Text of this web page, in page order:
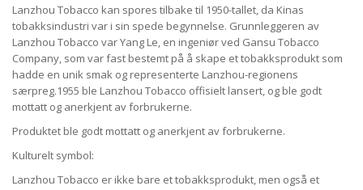
Lanzhou Tobacco kan spores tilbake til 1950-tallet, da Kinas
tobakksindustri var i sin spede begynnelse. Grunnleggeren av
Lanzhou Tobacco var Yang Le, en ingeniør ved Gansu Tobacco
Company, som var fast bestemt på å skape et tobakksprodukt som
hadde en unik smak og representerte Lanzhou-regionens
særpreg.1955 ble Lanzhou Tobacco offisielt lansert, og ble godt
mottatt og anerkjent av forbrukerne.
Produktet ble godt mottatt og anerkjent av forbrukerne.
Kulturelt symbol:
Lanzhou Tobacco er ikke bare et tobakksprodukt, men også et